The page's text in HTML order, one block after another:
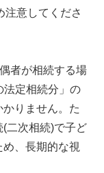
注意してくださ
者が相続する場
法定相続分」の
りません。た
二次相続)で子ど
、長期的な視